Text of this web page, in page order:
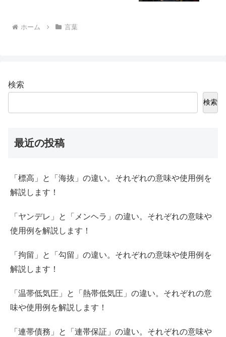
ホーム 言葉
検索
検索
最近の投稿
「標高」と「海抜」の違い。それぞれの意味や使用例を
解説します！
「ヤンデレ」と「メンヘラ」の違い。それぞれの意味や
使用例を解説します！
「拘留」と「勾留」の違い。それぞれの意味や使用例を
解説します！
「温帯低気圧」と「熱帯低気圧」の違い。それぞれの意
味や使用例を解説します！
「連帯債務」と「連帯保証」の違い。それぞれの意味や